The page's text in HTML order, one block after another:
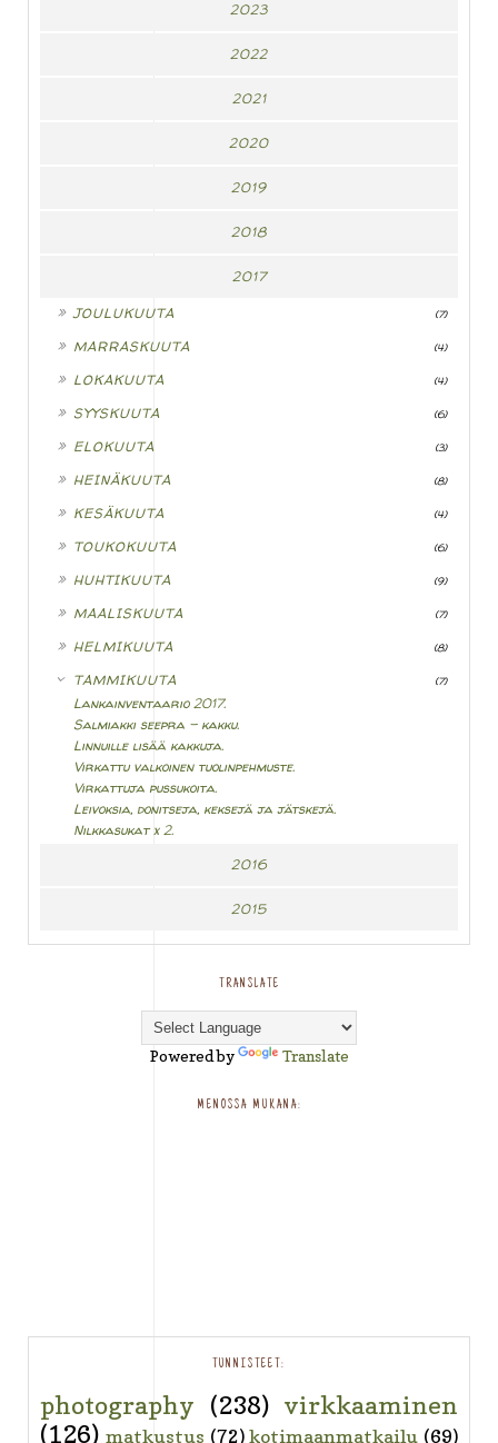
2023
2022
2021
2020
2019
2018
2017
JOULUKUUTA (7)
MARRASKUUTA (4)
LOKAKUUTA (4)
SYYSKUUTA (6)
ELOKUUTA (3)
HEINÄKUUTA (8)
KESÄKUUTA (4)
TOUKOKUUTA (6)
HUHTIKUUTA (9)
MAALISKUUTA (7)
HELMIKUUTA (8)
TAMMIKUUTA (7)
Lankainventaario 2017.
Salmiakki seepra - kakku.
Linnuille lisää kakkuja.
Virkattu valkoinen tuolinpehmuste.
Virkattuja pussukoita.
Leivoksia, donitseja, keksejä ja jätskejä.
Nilkkasukat x 2.
2016
2015
TRANSLATE
Powered by Translate
MENOSSA MUKANA:
TUNNISTEET:
photography (238) virkkaaminen
(126) matkustus (72) kotimaanmatkailu (69)